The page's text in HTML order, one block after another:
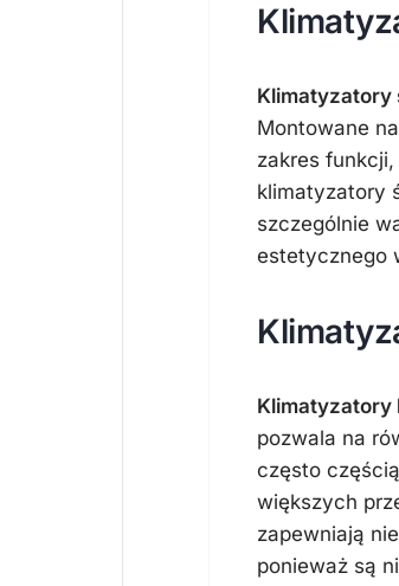
Klimatyzatory
Montowane
zakres
klimatyzatory
szczególnie
estetycznego
Klimatyzatory
pozwala na
często
większych
zapewniają
ponieważ są